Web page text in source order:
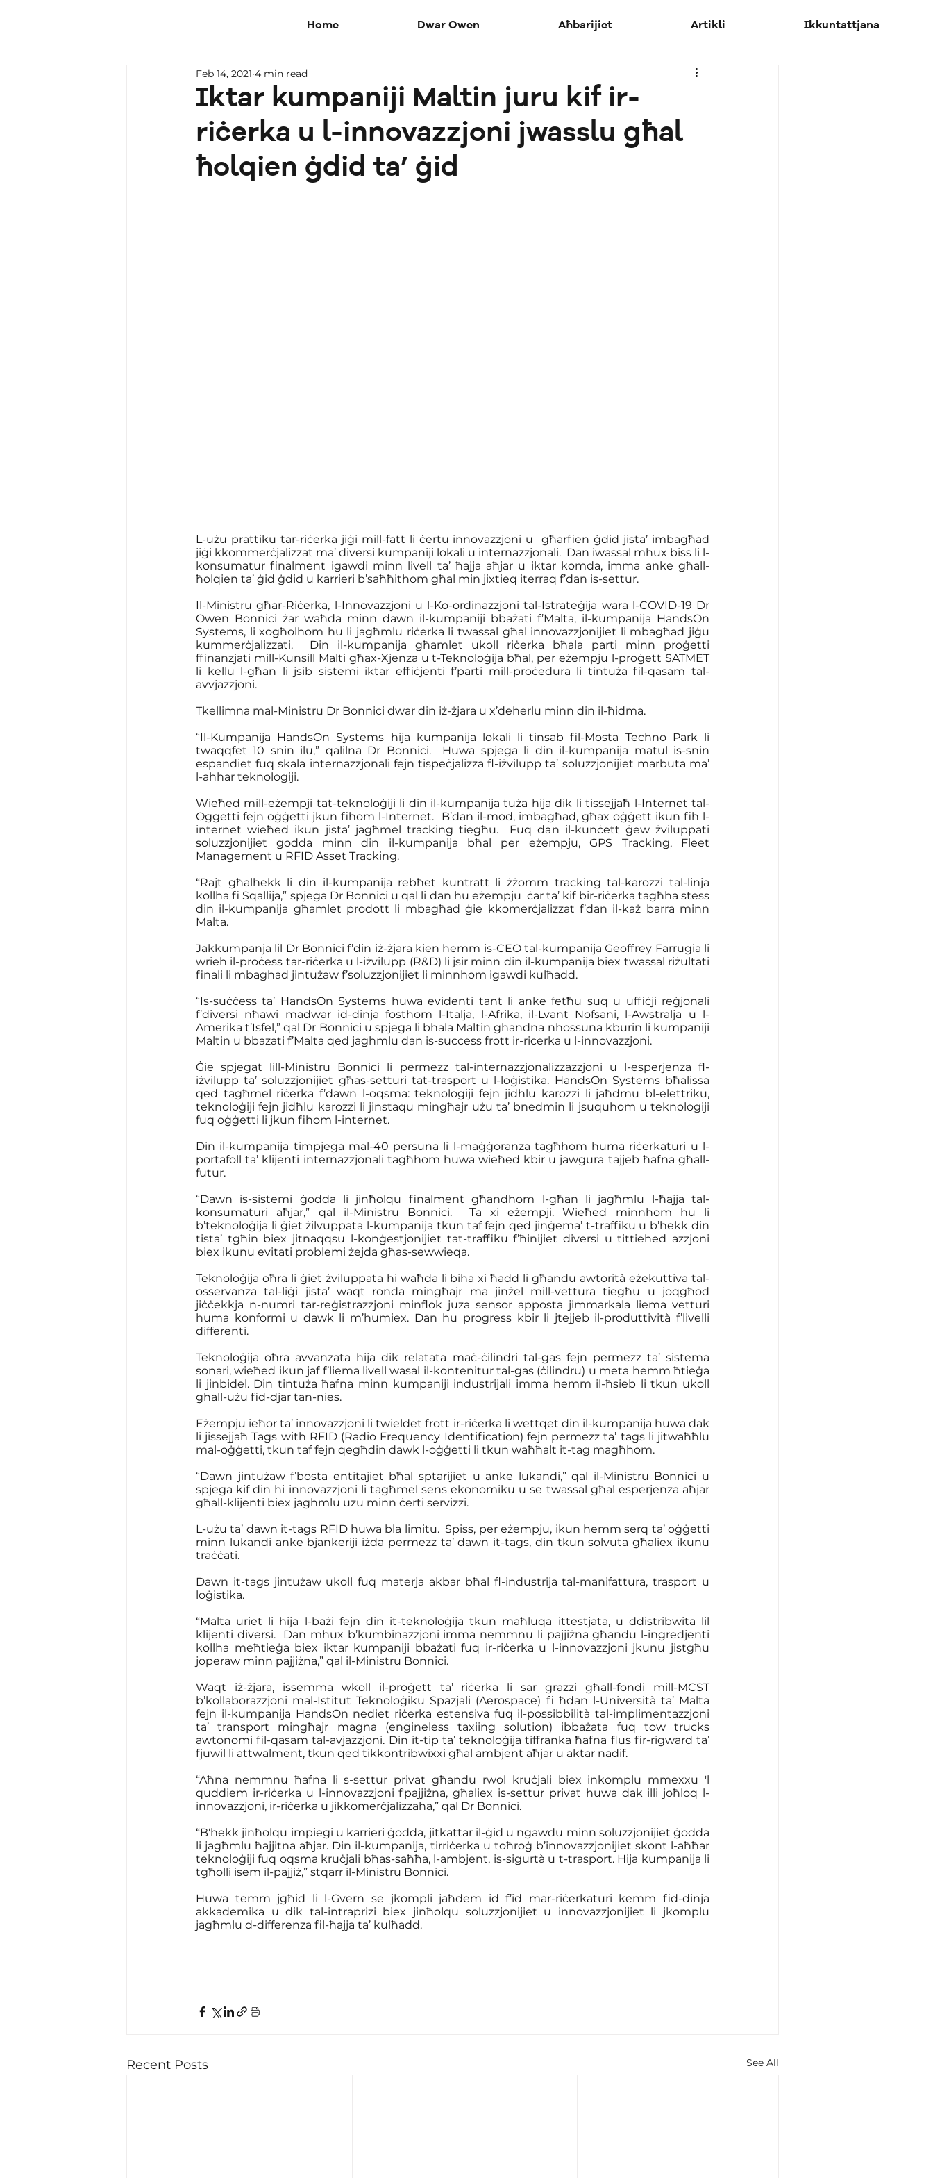
Home Dwar Owen Aħbarijiet Artikli Ikkuntattjana
Iktar kumpaniji Maltin juru kif ir-
riċerka u l-innovazzjoni jwasslu għal
ħolqien ġdid ta’ ġid
Feb 14, 2021 4 min read
L-użu prattiku tar-riċerka jiġi mill-fatt li ċertu innovazzjoni u  għarfien ġdid jista’ imbagħad
jiġi kkommerċjalizzat ma’ diversi kumpaniji lokali u internazzjonali.  Dan iwassal mhux biss li l-
konsumatur finalment igawdi minn livell ta’ ħajja aħjar u iktar komda, imma anke għall-
ħolqien ta’ ġid ġdid u karrieri b’saħħithom għal min jixtieq iterraq f’dan is-settur.
Il-Ministru għar-Riċerka, l-Innovazzjoni u l-Ko-ordinazzjoni tal-Istrateġija wara l-COVID-19 Dr
Owen Bonnici żar waħda minn dawn il-kumpaniji bbażati f’Malta, il-kumpanija HandsOn
Systems, li xogħolhom hu li jagħmlu riċerka li twassal għal innovazzjonijiet li mbagħad jiġu
kummerċjalizzati.  Din il-kumpanija għamlet ukoll riċerka bħala parti minn proġetti
ffinanzjati mill-Kunsill Malti għax-Xjenza u t-Teknoloġija bħal, per eżempju l-proġett SATMET
li kellu l-għan li jsib sistemi iktar effiċjenti f’parti mill-proċedura li tintuża fil-qasam tal-
avvjazzjoni.
Tkellimna mal-Ministru Dr Bonnici dwar din iż-żjara u x’deherlu minn din il-ħidma.
“Il-Kumpanija HandsOn Systems hija kumpanija lokali li tinsab fil-Mosta Techno Park li
twaqqfet 10 snin ilu,” qalilna Dr Bonnici.  Huwa spjega li din il-kumpanija matul is-snin
espandiet fuq skala internazzjonali fejn tispeċjalizza fl-iżvilupp ta’ soluzzjonijiet marbuta ma’
l-ahhar teknologiji.
Wieħed mill-eżempji tat-teknoloġiji li din il-kumpanija tuża hija dik li tissejjaħ l-Internet tal-
Oggetti fejn oġġetti jkun fihom l-Internet.  B’dan il-mod, imbagħad, għax oġġett ikun fih l-
internet wieħed ikun jista’ jagħmel tracking tiegħu.  Fuq dan il-kunċett ġew żviluppati
soluzzjonijiet godda minn din il-kumpanija bħal per eżempju, GPS Tracking, Fleet
Management u RFID Asset Tracking.
“Rajt għalhekk li din il-kumpanija rebħet kuntratt li żżomm tracking tal-karozzi tal-linja
kollha fi Sqallija,” spjega Dr Bonnici u qal li dan hu eżempju  ċar ta’ kif bir-riċerka tagħha stess
din il-kumpanija għamlet prodott li mbagħad ġie kkomerċjalizzat f’dan il-każ barra minn
Malta.
Jakkumpanja lil Dr Bonnici f’din iż-żjara kien hemm is-CEO tal-kumpanija Geoffrey Farrugia li
wrieh il-proċess tar-riċerka u l-iżvilupp (R&D) li jsir minn din il-kumpanija biex twassal riżultati
finali li mbaghad jintużaw f’soluzzjonijiet li minnhom igawdi kulħadd.
“Is-suċċess ta’ HandsOn Systems huwa evidenti tant li anke fetħu suq u uffiċji reġjonali
f’diversi nħawi madwar id-dinja fosthom l-Italja, l-Afrika, il-Lvant Nofsani, l-Awstralja u l-
Amerika t’Isfel,” qal Dr Bonnici u spjega li bhala Maltin ghandna nhossuna kburin li kumpaniji
Maltin u bbazati f’Malta qed jaghmlu dan is-success frott ir-ricerka u l-innovazzjoni.
Ġie spjegat lill-Ministru Bonnici li permezz tal-internazzjonalizzazzjoni u l-esperjenza fl-
iżvilupp ta’ soluzzjonijiet għas-setturi tat-trasport u l-loġistika. HandsOn Systems bħalissa
qed tagħmel riċerka f’dawn l-oqsma: teknologiji fejn jidhlu karozzi li jaħdmu bl-elettriku,
teknoloġiji fejn jidħlu karozzi li jinstaqu mingħajr użu ta’ bnedmin li jsuquhom u teknologiji
fuq oġġetti li jkun fihom l-internet.
Din il-kumpanija timpjega mal-40 persuna li l-maġġoranza tagħhom huma riċerkaturi u l-
portafoll ta’ klijenti internazzjonali tagħhom huwa wieħed kbir u jawgura tajjeb ħafna għall-
futur.
“Dawn is-sistemi ġodda li jinħolqu finalment għandhom l-għan li jagħmlu l-ħajja tal-
konsumaturi aħjar,” qal il-Ministru Bonnici.  Ta xi eżempji. Wieħed minnhom hu li
b’teknoloġija li ġiet żilvuppata l-kumpanija tkun taf fejn qed jinġema’ t-traffiku u b’hekk din
tista’ tgħin biex jitnaqqsu l-konġestjonijiet tat-traffiku f’ħinijiet diversi u tittiehed azzjoni
biex ikunu evitati problemi żejda għas-sewwieqa.
Teknoloġija oħra li ġiet żviluppata hi waħda li biha xi ħadd li għandu awtorità eżekuttiva tal-
osservanza tal-liġi jista’ waqt ronda mingħajr ma jinżel mill-vettura tiegħu u joqgħod
jiċċekkja n-numri tar-reġistrazzjoni minflok juza sensor apposta jimmarkala liema vetturi
huma konformi u dawk li m’humiex. Dan hu progress kbir li jtejjeb il-produttività f’livelli
differenti.
Teknoloġija oħra avvanzata hija dik relatata maċ-ċilindri tal-gas fejn permezz ta’ sistema
sonari, wieħed ikun jaf f’liema livell wasal il-kontenitur tal-gas (ċilindru) u meta hemm ħtieġa
li jinbidel. Din tintuża ħafna minn kumpaniji industrijali imma hemm il-ħsieb li tkun ukoll
ghall-użu fid-djar tan-nies.
Eżempju ieħor ta’ innovazzjoni li twieldet frott ir-riċerka li wettqet din il-kumpanija huwa dak
li jissejjaħ Tags with RFID (Radio Frequency Identification) fejn permezz ta’ tags li jitwaħħlu
mal-oġġetti, tkun taf fejn qegħdin dawk l-oġġetti li tkun waħħalt it-tag magħhom.
“Dawn jintużaw f’bosta entitajiet bħal sptarijiet u anke lukandi,” qal il-Ministru Bonnici u
spjega kif din hi innovazzjoni li tagħmel sens ekonomiku u se twassal għal esperjenza aħjar
għall-klijenti biex jaghmlu uzu minn ċerti servizzi.
L-użu ta’ dawn it-tags RFID huwa bla limitu.  Spiss, per eżempju, ikun hemm serq ta’ oġġetti
minn lukandi anke bjankeriji iżda permezz ta’ dawn it-tags, din tkun solvuta għaliex ikunu
traċċati.
Dawn it-tags jintużaw ukoll fuq materja akbar bħal fl-industrija tal-manifattura, trasport u
loġistika.
“Malta uriet li hija l-bażi fejn din it-teknoloġija tkun maħluqa ittestjata, u ddistribwita lil
klijenti diversi.  Dan mhux b’kumbinazzjoni imma nemmnu li pajjiżna għandu l-ingredjenti
kollha meħtieġa biex iktar kumpaniji bbażati fuq ir-riċerka u l-innovazzjoni jkunu jistgħu
joperaw minn pajjiżna,” qal il-Ministru Bonnici.
Waqt iż-żjara, issemma wkoll il-proġett ta’ riċerka li sar grazzi għall-fondi mill-MCST
b’kollaborazzjoni mal-Istitut Teknoloġiku Spazjali (Aerospace) fi ħdan l-Università ta’ Malta
fejn il-kumpanija HandsOn nediet riċerka estensiva fuq il-possibbilità tal-implimentazzjoni
ta’ transport mingħajr magna (engineless taxiing solution) ibbażata fuq tow trucks
awtonomi fil-qasam tal-avjazzjoni. Din it-tip ta’ teknoloġija tiffranka ħafna flus fir-rigward ta’
fjuwil li attwalment, tkun qed tikkontribwixxi għal ambjent aħjar u aktar nadif.
“Aħna nemmnu ħafna li s-settur privat għandu rwol kruċjali biex inkomplu mmexxu 'l
quddiem ir-riċerka u l-innovazzjoni f'pajjiżna, għaliex is-settur privat huwa dak illi joħloq l-
innovazzjoni, ir-riċerka u jikkomerċjalizzaha,” qal Dr Bonnici.
“B'hekk jinħolqu impiegi u karrieri ġodda, jitkattar il-ġid u ngawdu minn soluzzjonijiet ġodda
li jagħmlu ħajjitna aħjar. Din il-kumpanija, tirriċerka u toħroġ b’innovazzjonijiet skont l-aħħar
teknoloġiji fuq oqsma kruċjali bħas-saħħa, l-ambjent, is-sigurtà u t-trasport. Hija kumpanija li
tgħolli isem il-pajjiż,” stqarr il-Ministru Bonnici.
Huwa temm jgħid li l-Gvern se jkompli jaħdem id f’id mar-riċerkaturi kemm fid-dinja
akkademika u dik tal-intraprizi biex jinħolqu soluzzjonijiet u innovazzjonijiet li jkomplu
jagħmlu d-differenza fil-ħajja ta’ kulħadd.
Recent Posts See All